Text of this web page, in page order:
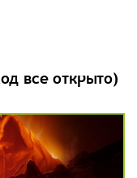
все открыто)